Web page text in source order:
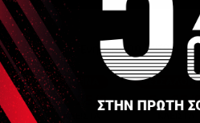
Εργαλείο Πέτρας Gua Bian sha
Fish Shape) 10cm X 6cm
Είδες Πρόσφατα